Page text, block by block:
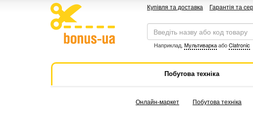
Купівля та доставка Гарантія та
Наприклад, МультиваркаабоClatronic
Побутова техніка
Онлайн-маркет Побутова техніка